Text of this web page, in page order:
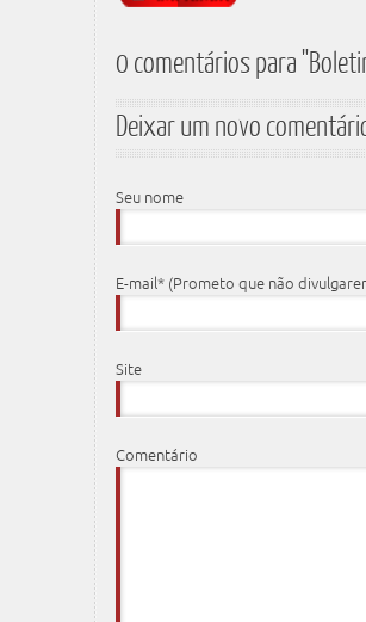
0 comentários para
Deixar um novo
Seu nome
E-mail* (Prometo que não
Site
Comentário